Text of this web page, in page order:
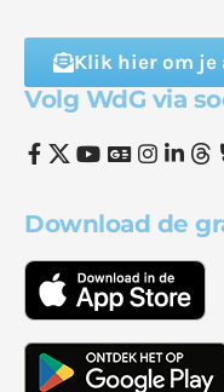
Klik hier om je
Volg WdG via
Download de